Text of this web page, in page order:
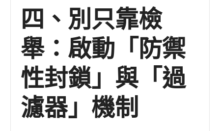
四、別只靠檢
舉：啟動「防禦
性封鎖」與「過
濾器」機制